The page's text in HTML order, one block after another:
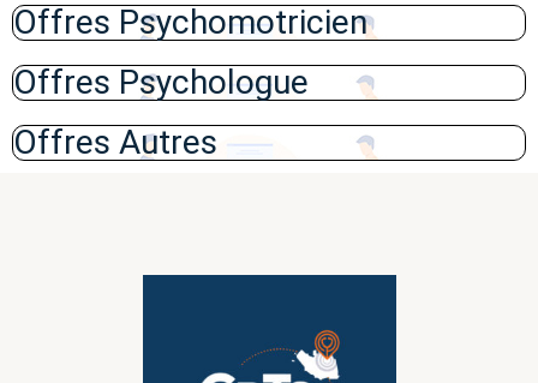
Offres Psychomotricien
Offres Psychologue
Offres Autres